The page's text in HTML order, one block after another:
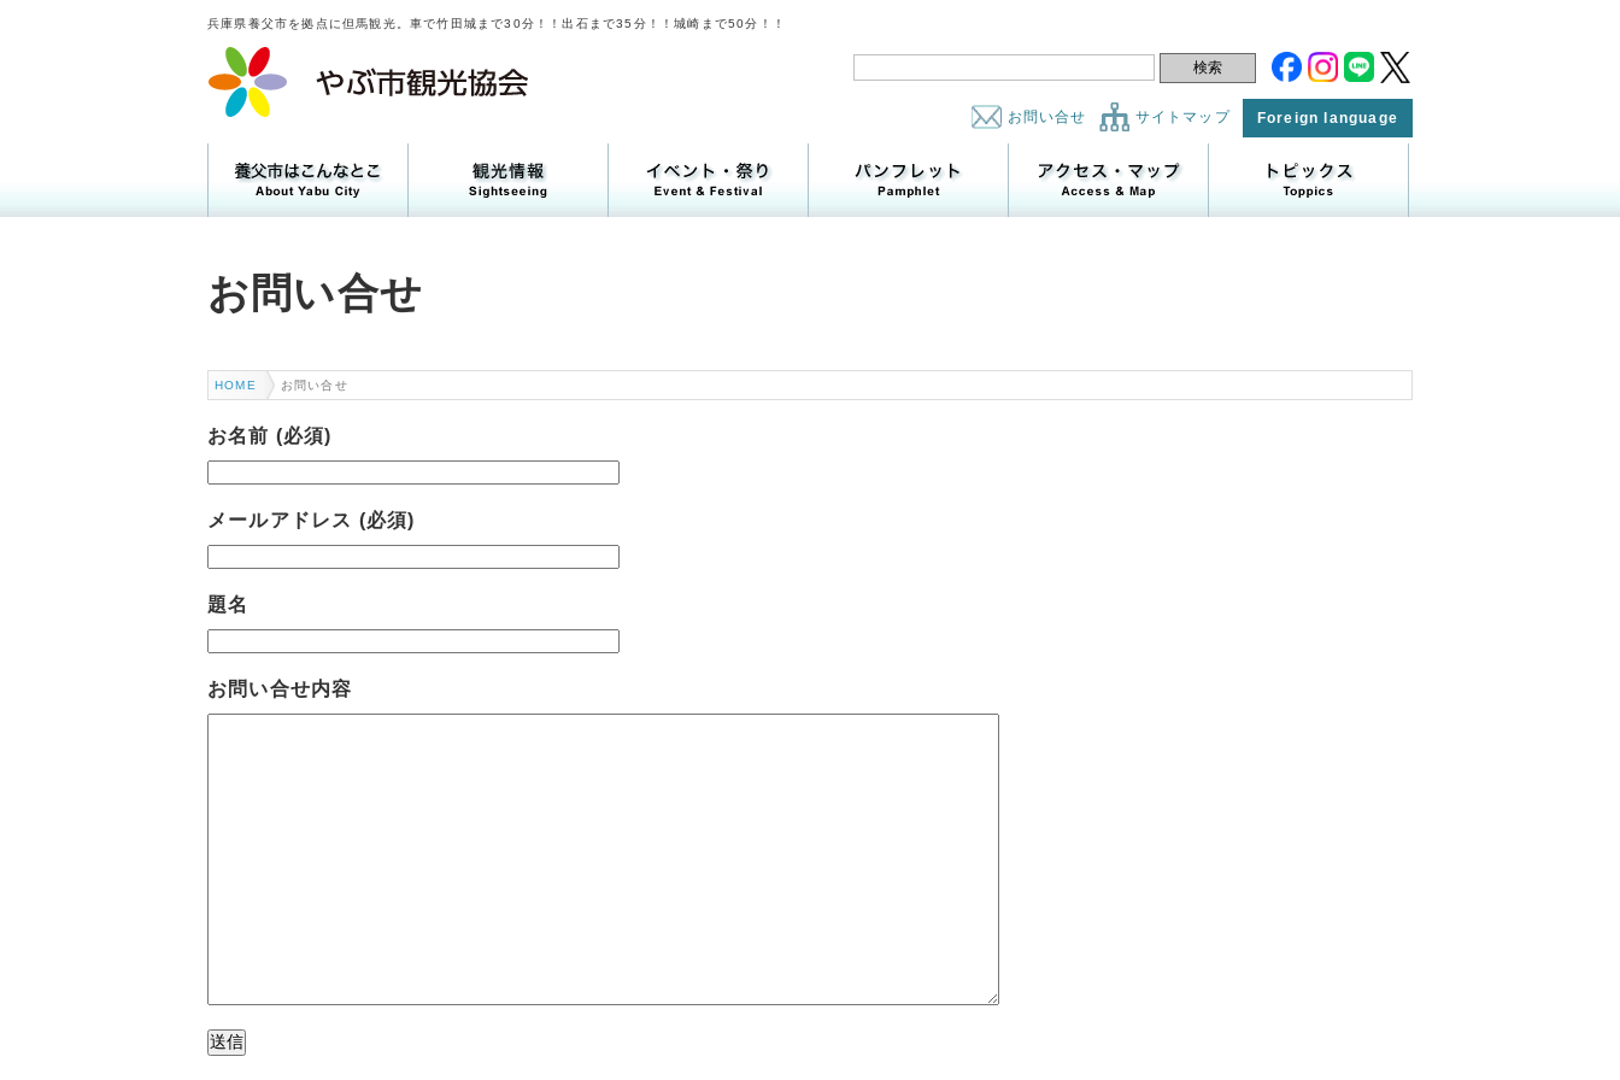
兵庫県養父市を拠点に但馬観光。車で竹田城まで30分！！出石まで35分！！城崎まで50分！！
お問い合せ サイトマップ Foreign language
お問い合せ
HOME お問い合せ
お名前 (必須)
メールアドレス (必須)
題名
お問い合せ内容